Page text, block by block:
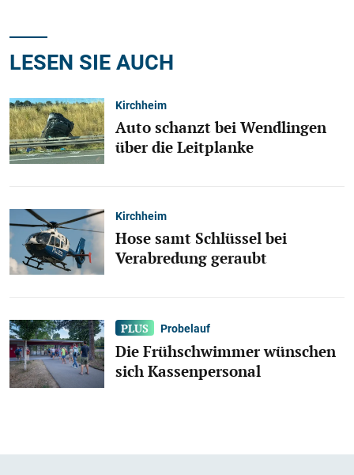
LESEN SIE AUCH
Kirchheim
Auto schanzt bei Wendlingen
über die Leitplanke
Kirchheim
Hose samt Schlüssel bei
Verabredung geraubt
Probelauf
Die Frühschwimmer wünschen
sich Kassenpersonal